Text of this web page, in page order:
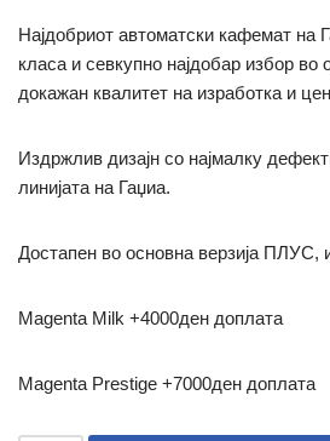
Најдобриот автоматски кафемат на
класа и севкупно најдобар избор
докажан квалитет на изработка и
Издржлив дизајн со најмалку
линијата на Гаџиа.
Достапен во основна верзија ПЛУС,
Magenta Milk +4000ден доплата
Magenta Prestige +7000ден доплата